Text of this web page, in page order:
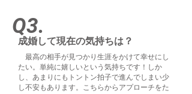
成婚して現在の気持ちは？
最高の相手が見つかり生涯をかけて幸せにし
たい。単純に嬉しいという気持ちです！しか
し、あまりにもトントン拍子で進んでしまい少
し不安もあります。こちらからアプローチをた
Q3.